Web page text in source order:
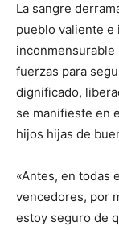
La sangre
pueblo valiente e
fuerzas para
dignificado,
se manifieste en
hijos hijas de
«Antes, en todas
vencedores, por
estoy seguro de